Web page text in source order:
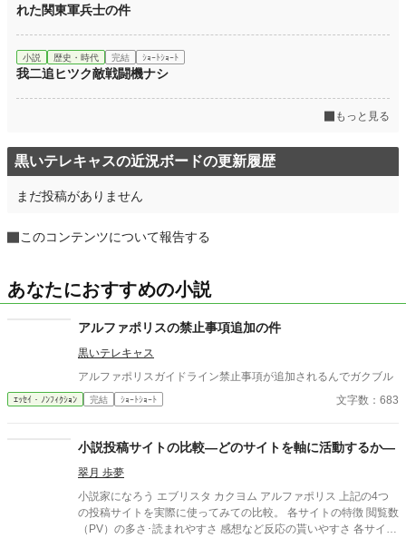
れた関東軍兵士の件
小説 歴史・時代 完結 ｼｮｰﾄｼｮｰﾄ
我二追ヒツク敵戦闘機ナシ
もっと見る
黒いテレキャスの近況ボードの更新履歴
まだ投稿がありません
このコンテンツについて報告する
あなたにおすすめの小説
アルファポリスの禁止事項追加の件
黒いテレキャス
アルファポリスガイドライン禁止事項が追加されるんでガクブル
ｴｯｾｲ・ﾉﾝﾌｨｸｼｮﾝ 完結 ｼｮｰﾄｼｮｰﾄ 文字数：683
小説投稿サイトの比較―どのサイトを軸に活動するか―
翠月 歩夢
小説家になろう エブリスタ カクヨム アルファポリス 上記の4つ
の投稿サイトを実際に使ってみての比較。 各サイトの特徴 閲覧数
（PV）の多さ･読まれやすさ 感想など反応の貰いやすさ 各サイト